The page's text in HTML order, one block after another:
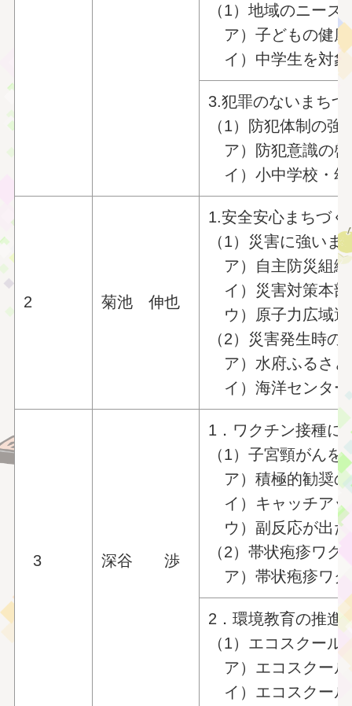
（1）地域のニー
ア）子どもの健康
イ）中学生を対象
3.犯罪のないまち
（1）防犯体制の強
ア）防犯意識の啓
イ）小中学校・幼
2 菊池 伸也
1.安全安心まちづ
（1）災害に強い
ア）自主防災組織
イ）災害対策本部
ウ）原子力広域避
（2）災害発生時
ア）水府ふるさと
イ）海洋センター
3 深谷 渉
1．ワクチン接種に
（1）子宮頸がん
ア）積極的勧奨の
イ）キャッチアッ
ウ）副反応が出た
（2）帯状疱疹ワ
ア）帯状疱疹ワク
2．環境教育の推進
（1）エコスクー
ア）エコスクール
イ）エコスクール